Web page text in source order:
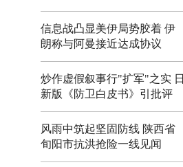
信息战凸显美伊局势胶着 伊
朗称与阿曼接近达成协议
炒作虚假叙事行"扩军"之实 日
新版《防卫白皮书》引批评
风雨中筑起坚固防线 陕西省
旬阳市抗洪抢险一线见闻